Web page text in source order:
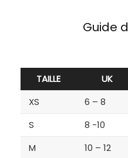
Guide
TAILLE UK
XS
6 – 8
S
8 -10
M
10 – 12